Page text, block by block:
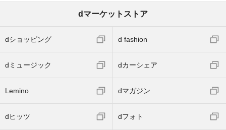
dマーケットストア
dショッピング d fashion
dミュージック dカーシェア
Lemino dマガジン
dヒッツ dフォト